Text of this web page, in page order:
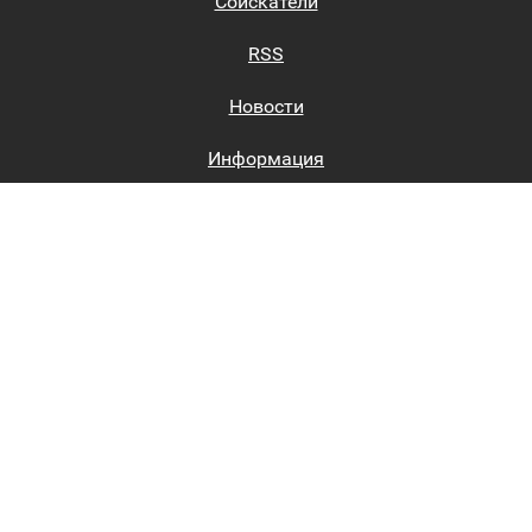
RSS
Новости
Информация